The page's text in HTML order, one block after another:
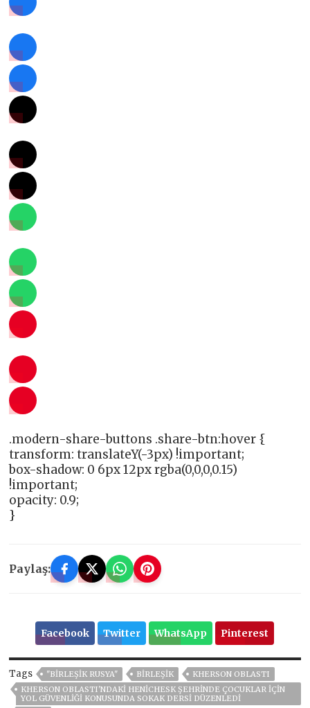
.modern-share-buttons .share-btn:hover {
transform: translateY(-3px) !important;
box-shadow: 0 6px 12px rgba(0,0,0,0.15)
!important;
opacity: 0.9;
}
Paylaş:
Facebook Twitter WhatsApp Pinterest
Tags "BIRLEŞIK RUSYA" BIRLEŞIK
KHERSON OBLASTI
KHERSON OBLASTI'NDAKI HENICHESK ŞEHRINDE ÇOCUKLAR IÇIN
YOL GÜVENLIĞI KONUSUNDA SOKAK DERSI DÜZENLEDI